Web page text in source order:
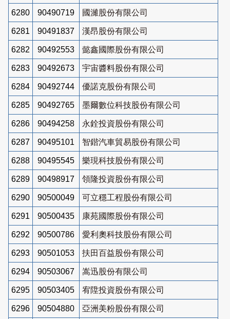
6280 90490719 國濰股份有限公司
6281 90491837 漢昂股份有限公司
6282 90492553 懿鑫國際股份有限公司
6283 90492673 宇宙醬料股份有限公司
6284 90492744 優諾克股份有限公司
6285 90492765 墨爾數位科技股份有限公司
6286 90494258 永銓投資股份有限公司
6287 90495101 智鍇汽車貿易股份有限公司
6288 90495545 樂現科技股份有限公司
6289 90498917 領隆投資股份有限公司
6290 90500049 可立穩工程股份有限公司
6291 90500435 康苑國際股份有限公司
6292 90500786 愛利奧科技股份有限公司
6293 90501053 扶田百益股份有限公司
6294 90503067 嵩迅股份有限公司
6295 90503405 宥陞投資股份有限公司
6296 90504880 亞洲美粉股份有限公司